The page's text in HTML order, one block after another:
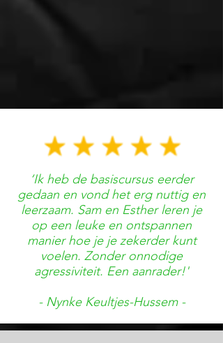
‘Ik heb de basiscursus eerder
gedaan en vond het erg nuttig en
leerzaam. Sam en Esther leren je
op een leuke en ontspannen
manier hoe je je zekerder kunt
voelen. Zonder onnodige
agressiviteit. Een aanrader!'
- Nynke Keultjes-Hussem -